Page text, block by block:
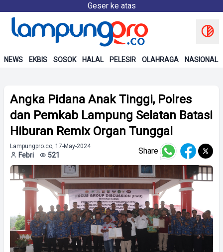
Geser ke atas
NEWS EKBIS SOSOK HALAL PELESIR OLAHRAGA NASIONAL
Angka Pidana Anak Tinggi, Polres
dan Pemkab Lampung Selatan Batasi
Hiburan Remix Organ Tunggal
Lampungpro.co, 17-May-2024
Febri 521 Share